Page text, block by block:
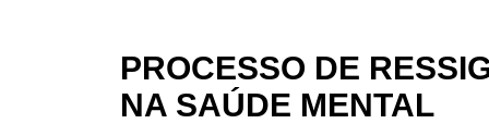
PROCESSO DE
NA SAÚDE MENTAL